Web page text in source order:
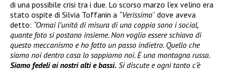
di una possibile crisi tra i due. Lo scorso marzo l’ex velino era
stato ospite di Silvia Toffanin a “Verissimo” dove aveva
detto: “Ormai l’unità di misura di una coppia sono i social,
quante foto si postano insieme. Non voglio essere schiavo di
questo meccanismo e ho fatto un passo indietro. Quello che
siamo noi dentro casa lo sappiamo noi. È una montagna russa.
Siamo fedeli ai nostri alti e bassi. Si discute e ogni tanto c’è